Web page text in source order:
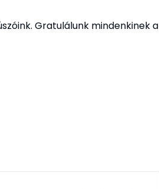
Gratulálunk mindenkinek a